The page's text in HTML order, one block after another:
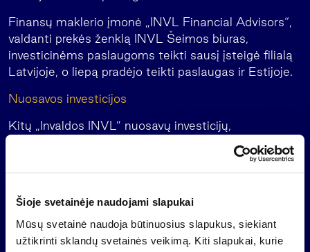
Šioje svetainėje naudojami slapukai
Mūsų svetainė naudoja būtinuosius slapukus, siekiant
užtikrinti sklandų svetainės veikimą. Kiti slapukai, kurie
Finansų maklerio įmonė „INVL Financial Advisors“,
valdanti prekės ženklą INVL Šeimos biuras,
investicinėms paslaugoms teikti sausį įsteigė filialą
Latvijoje, o liepą pradėjo teikti paslaugas ir Estijoje.
Nuosavos investicijos
Kitų „Invaldos INVL” nuosavų investicijų,
neapimančių turto valdymo, įtaka rezultatui 2024
rezultatams teigiamos įtakos turėjo geri bankų,
kuriuose bendrovė turi akcijų, rezultatai ir jų vertės
augimas, įvertinus reikšmingas išmokėtas dividendų